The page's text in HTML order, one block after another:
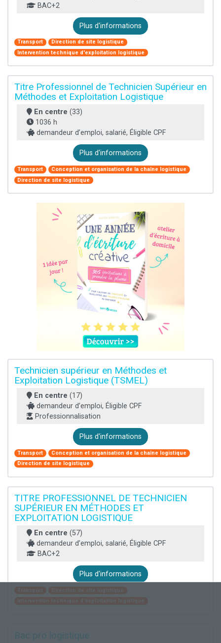
BAC+2
Plus d'informations
Transport
Direction de site logistique
Intervention technique d'exploitation logistique
Titre Professionnel de Technicien Supérieur en
Méthodes et Exploitation Logistique
En centre (33)
1036 h
demandeur d’emploi, salarié, Éligible CPF
Plus d'informations
Transport
Conception et organisation de la chaîne logistique
Direction de site logistique
Technicien supérieur en Méthodes et
Exploitation Logistique (TSMEL)
En centre (17)
demandeur d’emploi, Éligible CPF
Professionnalisation
Plus d'informations
Transport
Conception et organisation de la chaîne logistique
Direction de site logistique
TITRE PROFESSIONNEL DE TECHNICIEN
SUPÉRIEUR EN MÉTHODES ET
EXPLOITATION LOGISTIQUE
En centre (57)
demandeur d’emploi, salarié, Éligible CPF
BAC+2
Plus d'informations
Bac pro logistique